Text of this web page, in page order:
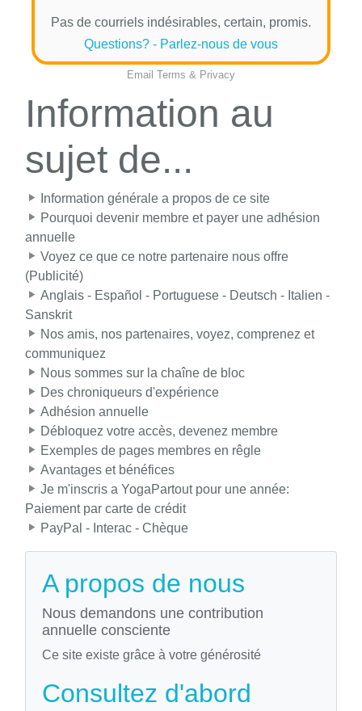
Pas de courriels indésirables, certain, promis.
Questions? - Parlez-nous de vous
Email Terms & Privacy
Information au
sujet de...
Information générale a propos de ce site
Pourquoi devenir membre et payer une adhésion
annuelle
Voyez ce que ce notre partenaire nous offre
(Publicité)
Anglais - Español - Portuguese - Deutsch - Italien -
Sanskrit
Nos amis, nos partenaires, voyez, comprenez et
communiquez
Nous sommes sur la chaîne de bloc
Des chroniqueurs d'expérience
Adhésion annuelle
Débloquez votre accès, devenez membre
Exemples de pages membres en rêgle
Avantages et bénéfices
Je m'inscris a YogaPartout pour une année:
Paiement par carte de crédit
PayPal - Interac - Chèque
A propos de nous
Nous demandons une contribution
annuelle consciente
Ce site existe grâce à votre générosité
Consultez d'abord